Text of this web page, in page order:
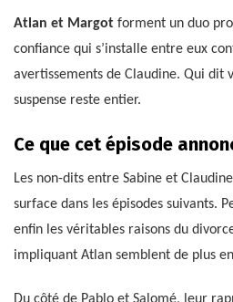
Atlan et Margot forment un duo
confiance qui s’installe entre eux
avertissements de Claudine. Qui dit
suspense reste entier.
Ce que cet épisode
Les non-dits entre Sabine et
surface dans les épisodes suivants.
enfin les véritables raisons du
impliquant Atlan semblent de plus
Du côté de Pablo et Salomé, leur